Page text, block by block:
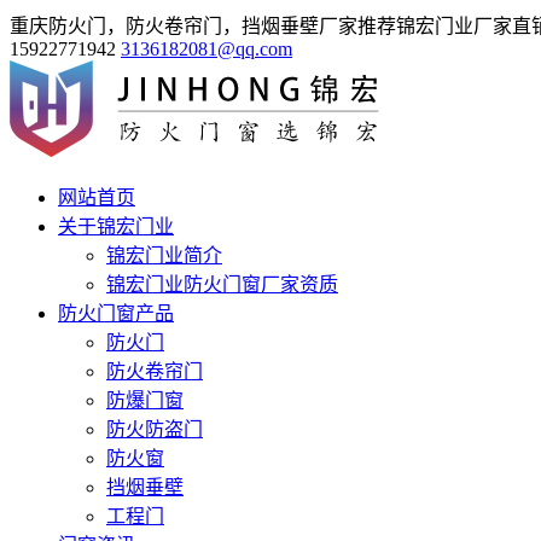
重庆防火门，防火卷帘门，挡烟垂壁厂家推荐锦宏门业厂家直
15922771942 3136182081@qq.com
网站首页
关于锦宏门业
锦宏门业简介
锦宏门业防火门窗厂家资质
防火门窗产品
防火门
防火卷帘门
防爆门窗
防火防盗门
防火窗
挡烟垂壁
工程门